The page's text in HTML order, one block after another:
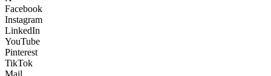
Facebook
Instagram
LinkedIn
YouTube
Pinterest
TikTok
Mail